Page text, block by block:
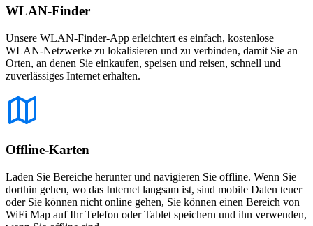
WLAN-Finder
Unsere WLAN-Finder-App erleichtert es einfach, kostenlose
WLAN-Netzwerke zu lokalisieren und zu verbinden, damit Sie an
Orten, an denen Sie einkaufen, speisen und reisen, schnell und
zuverlässiges Internet erhalten.
Offline-Karten
Laden Sie Bereiche herunter und navigieren Sie offline. Wenn Sie
dorthin gehen, wo das Internet langsam ist, sind mobile Daten teuer
oder Sie können nicht online gehen, Sie können einen Bereich von
WiFi Map auf Ihr Telefon oder Tablet speichern und ihn verwenden,